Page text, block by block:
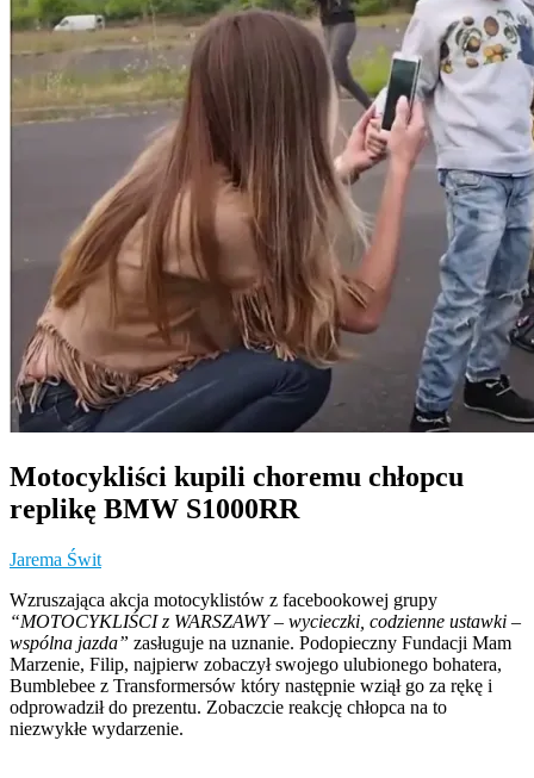
Motocykliści kupili choremu chłopcu
replikę BMW S1000RR
Jarema Świt
Wzruszająca akcja motocyklistów z facebookowej grupy
“MOTOCYKLIŚCI z WARSZAWY – wycieczki, codzienne ustawki –
wspólna jazda” zasługuje na uznanie. Podopieczny Fundacji Mam
Marzenie, Filip, najpierw zobaczył swojego ulubionego bohatera,
Bumblebee z Transformersów który następnie wziął go za rękę i
odprowadził do prezentu. Zobaczcie reakcję chłopca na to
niezwykłe wydarzenie.